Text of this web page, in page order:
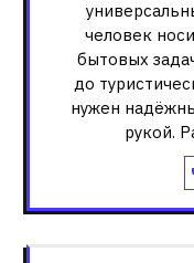
человек
бытовых
до
нужен
рукой.